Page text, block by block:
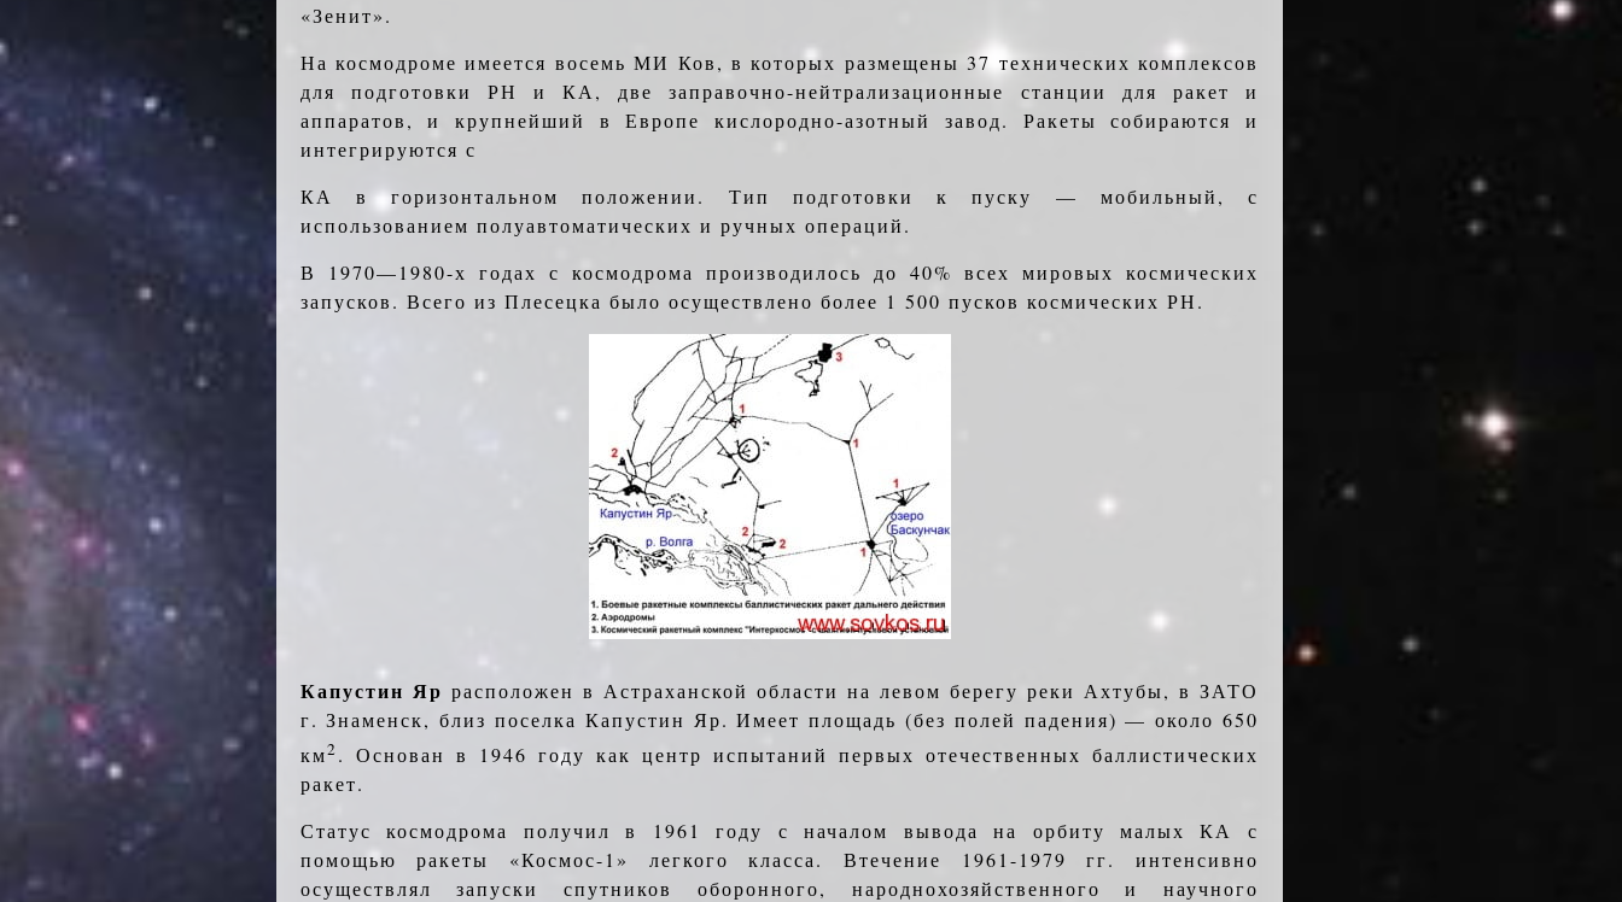
«Зенит».
На космодроме имеется восемь МИ Ков, в которых размещены 37 технических комплексов
для подготовки РН и КА, две заправочно-нейтрализационные станции для ракет и
аппаратов, и крупнейший в Ев­ропе кислородно-азотный завод. Ракеты собираются и
интегрируются с
КА в горизонтальном положении. Тип подготовки к пуску — мобильный, с
использованием полуавтоматических и ручных операций.
В 1970—1980-х годах с космодрома производилось до 40% всех мировых космических
запусков. Всего из Плесецка было осуществлено более 1 500 пусков космических РН.
Капустин Яр расположен в Астраханской области на левом берегу реки Ахтубы, в ЗАТО
г. Знаменск, близ поселка Капустин Яр. Имеет площадь (без полей падения) — около 650
км2. Основан в 1946 году как центр ис­пытаний первых отечественных баллистических
ракет.
Статус космодрома получил в 1961 году с началом вывода на орбиту малых КА с
помощью ракеты «Космос-1» легкого класса. Втечение 1961-1979 гг. интенсивно
осуществлял запуски спутников оборонного, народ­нохозяйственного и научного